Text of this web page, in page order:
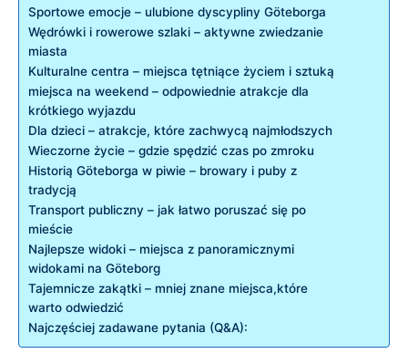
Sportowe emocje – ulubione dyscypliny Göteborga
Wędrówki i rowerowe szlaki – aktywne zwiedzanie
miasta
Kulturalne centra – miejsca tętniące życiem i sztuką
miejsca na weekend – odpowiednie atrakcje dla
krótkiego wyjazdu
Dla dzieci – atrakcje, które zachwycą najmłodszych
Wieczorne życie – gdzie spędzić czas po zmroku
Historią Göteborga w piwie – browary i puby z
tradycją
Transport publiczny – jak łatwo poruszać się po
mieście
Najlepsze widoki – miejsca z panoramicznymi
widokami na Göteborg
Tajemnicze zakątki – mniej znane miejsca,które
warto odwiedzić
Najczęściej zadawane pytania (Q&A):